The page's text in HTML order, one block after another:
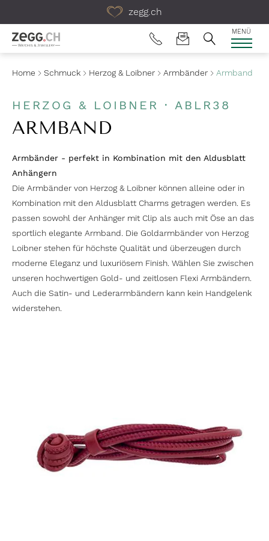
zegg.ch
MENÜ
Home Schmuck Herzog & Loibner Armbänder Armband
HERZOG & LOIBNER · ABLR38
ARMBAND
Armbänder - perfekt in Kombination mit den Aldusblatt
Anhängern
Die Armbänder von Herzog & Loibner können alleine oder in
Kombination mit den Aldusblatt Charms getragen werden. Es
passen sowohl der Anhänger mit Clip als auch mit Öse an das
sportlich elegante Armband. Die Goldarmbänder von Herzog
Loibner stehen für höchste Qualität und überzeugen durch
moderne Eleganz und luxuriösem Finish. Wählen Sie zwischen
unseren hochwertigen Gold- und zeitlosen Flexi Armbändern.
Auch die Satin- und Lederarmbändern kann kein Handgelenk
widerstehen.